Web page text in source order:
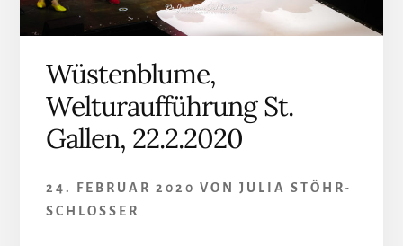
Wüstenblume,
Welturaufführung St.
Gallen, 22.2.2020
24. FEBRUAR 2020 VON JULIA STÖHR-
SCHLOSSER